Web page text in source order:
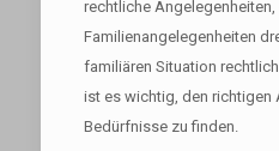
rechtliche Angelegenheiten,
Familienangelegenheiten
familiären Situation
ist es wichtig, den richtigen
Bedürfnisse zu finden.